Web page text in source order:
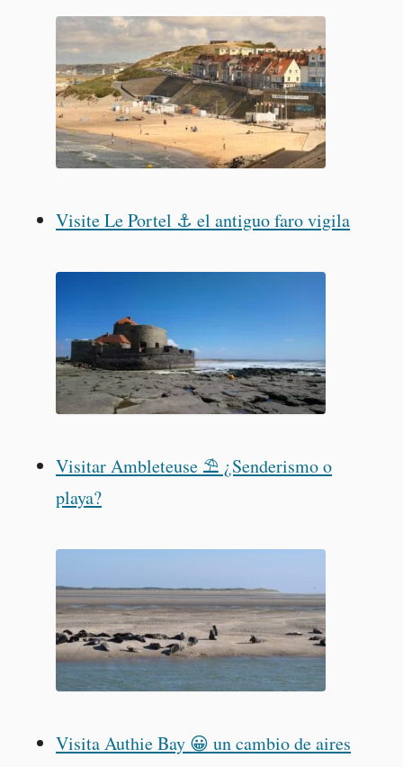
Visite Le Portel ⚓️ el antiguo faro vigila
Visitar Ambleteuse ⛱️ ¿Senderismo o
playa?
Visita Authie Bay 😀 un cambio de aires